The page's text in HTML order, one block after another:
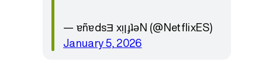
— ɐñɐdsƎ xı̣ןɟʇǝN (@NetflixES)
January 5, 2026